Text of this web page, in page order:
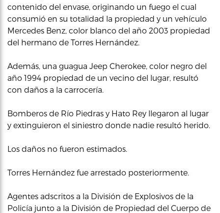
contenido del envase, originando un fuego el cual
consumió en su totalidad la propiedad y un vehículo
Mercedes Benz, color blanco del año 2003 propiedad
del hermano de Torres Hernández.
Además, una guagua Jeep Cherokee, color negro del
año 1994 propiedad de un vecino del lugar, resultó
con daños a la carrocería.
Bomberos de Río Piedras y Hato Rey llegaron al lugar
y extinguieron el siniestro donde nadie resultó herido.
Los daños no fueron estimados.
Torres Hernández fue arrestado posteriormente.
Agentes adscritos a la División de Explosivos de la
Policía junto a la División de Propiedad del Cuerpo de